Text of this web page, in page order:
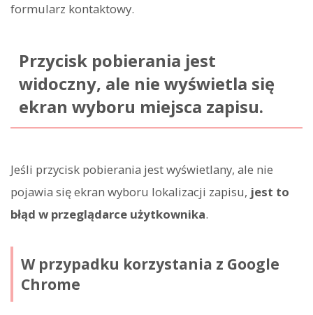
formularz kontaktowy.
Przycisk pobierania jest
widoczny, ale nie wyświetla się
ekran wyboru miejsca zapisu.
Jeśli przycisk pobierania jest wyświetlany, ale nie
pojawia się ekran wyboru lokalizacji zapisu, jest to
błąd w przeglądarce użytkownika.
W przypadku korzystania z Google
Chrome